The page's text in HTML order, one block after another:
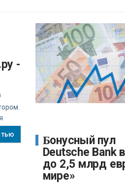
-
Бонусный пул
Deutsche Bank
до 2,5 млрд
мире»